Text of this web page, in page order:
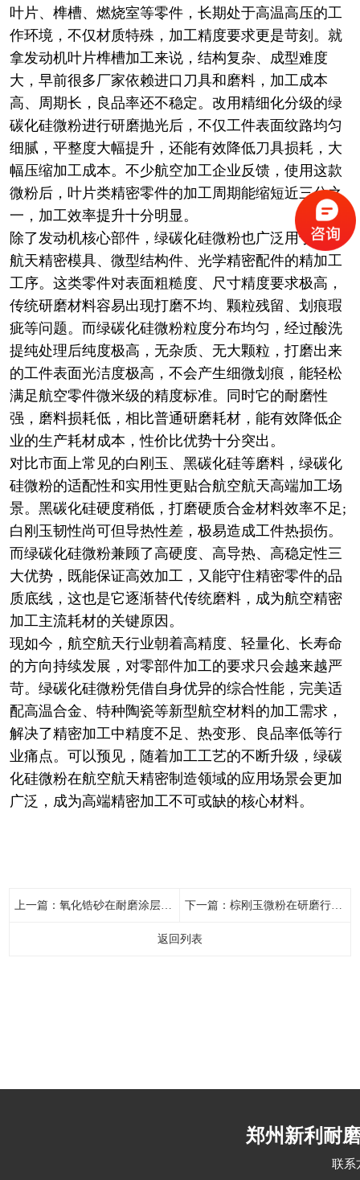
叶片、榫槽、燃烧室等零件，长期处于高温高压的工
作环境，不仅材质特殊，加工精度要求更是苛刻。就
拿发动机叶片榫槽加工来说，结构复杂、成型难度
大，早前很多厂家依赖进口刀具和磨料，加工成本
高、周期长，良品率还不稳定。改用精细化分级的绿
碳化硅微粉进行研磨抛光后，不仅工件表面纹路均匀
细腻，平整度大幅提升，还能有效降低刀具损耗，大
幅压缩加工成本。不少航空加工企业反馈，使用这款
微粉后，叶片类精密零件的加工周期能缩短近三分之
一，加工效率提升十分明显。
除了发动机核心部件，绿碳化硅微粉也广泛用于航空
航天精密模具、微型结构件、光学精密配件的精加工
工序。这类零件对表面粗糙度、尺寸精度要求极高，
传统研磨材料容易出现打磨不均、颗粒残留、划痕瑕
疵等问题。而绿碳化硅微粉粒度分布均匀，经过酸洗
提纯处理后纯度极高，无杂质、无大颗粒，打磨出来
的工件表面光洁度极高，不会产生细微划痕，能轻松
满足航空零件微米级的精度标准。同时它的耐磨性
强，磨料损耗低，相比普通研磨耗材，能有效降低企
业的生产耗材成本，性价比优势十分突出。
对比市面上常见的白刚玉、黑碳化硅等磨料，绿碳化
硅微粉的适配性和实用性更贴合航空航天高端加工场
景。黑碳化硅硬度稍低，打磨硬质合金材料效率不足;
白刚玉韧性尚可但导热性差，极易造成工件热损伤。
而绿碳化硅微粉兼顾了高硬度、高导热、高稳定性三
大优势，既能保证高效加工，又能守住精密零件的品
质底线，这也是它逐渐替代传统磨料，成为航空精密
加工主流耗材的关键原因。
现如今，航空航天行业朝着高精度、轻量化、长寿命
的方向持续发展，对零部件加工的要求只会越来越严
苛。绿碳化硅微粉凭借自身优异的综合性能，完美适
配高温合金、特种陶瓷等新型航空材料的加工需求，
解决了精密加工中精度不足、热变形、良品率低等行
业痛点。可以预见，随着加工工艺的不断升级，绿碳
化硅微粉在航空航天精密制造领域的应用场景会更加
广泛，成为高端精密加工不可或缺的核心材料。
上一篇： 氧化锆砂在耐磨涂层中的关键性能 下一篇： 棕刚玉微粉在研磨行业的应用分析
返回列表
郑州新利耐
联系